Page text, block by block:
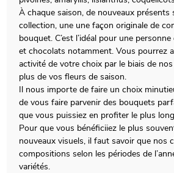
À chaque saison, de nouveaux
collection, une une façon originale de
bouquet. C’est l’idéal pour une
et chocolats notamment. Vous pourrez
activité de votre choix par le biais de
plus de vos fleurs de saison.
Il nous importe de faire un choix
de vous faire parvenir des bouquets
que vous puissiez en profiter le plus
Pour que vous bénéficiiez le plus
nouveaux visuels, il faut savoir que nos
compositions selon les périodes de
variétés.